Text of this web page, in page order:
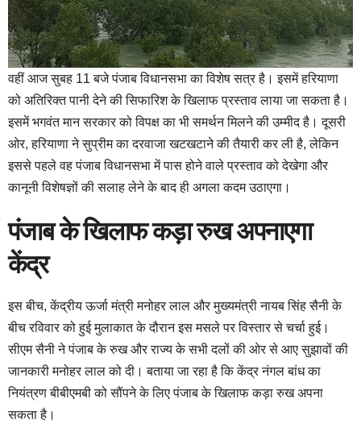
वहीं आज सुबह 11 बजे पंजाब विधानसभा का विशेष सत्र है। इसमें हरियाणा
को अतिरिक्त पानी देने की सिफारिश के खिलाफ प्रस्ताव लाया जा सकता है।
इसमें भगवंत मान सरकार को विपक्ष का भी समर्थन मिलने की उम्मीद है। दूसरी
ओर, हरियाणा ने सुप्रीम का दरवाजा खटखटाने की तैयारी कर ली है, लेकिन
इससे पहले वह पंजाब विधानसभा में पास होने वाले प्रस्ताव को देखेगा और
कानूनी विशेषज्ञों की सलाह लेने के बाद ही अगला कदम उठाएगा।
पंजाब के खिलाफ कड़ा रुख अपनाएगा
केंद्र
इस बीच, केंद्रीय ऊर्जा मंत्री मनोहर लाल और मुख्यमंत्री नायब सिंह सैनी के
बीच रविवार को हुई मुलाकात के दौरान इस मसले पर विस्तार से चर्चा हुई।
सीएम सैनी ने पंजाब के रुख और राज्य के सभी दलों की ओर से आए सुझावों की
जानकारी मनोहर लाल को दी। बताया जा रहा है कि केंद्र नंगल बांध का
नियंत्रण बीबीएमबी को सौंपने के लिए पंजाब के खिलाफ कड़ा रुख अपना
सकता है।